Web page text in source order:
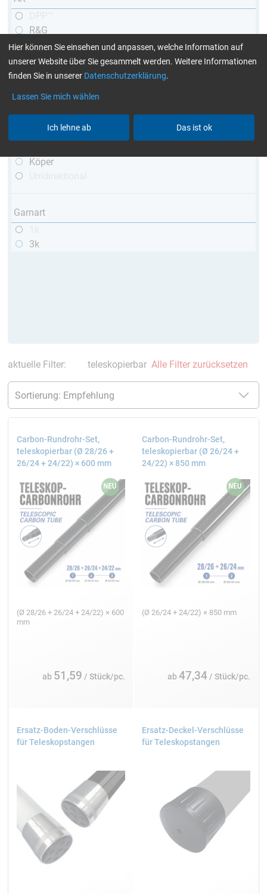
R&G
teleskopierbar
konisch
matt
mit Gewinde
Köper
Garnart
3k
aktuelle Filter: teleskopierbar Alle Filter zurücksetzen
Carbon-Rundrohr-Set,
teleskopierbar (Ø 28/26 +
26/24 + 24/22) × 600 mm
(Ø 28/26 + 26/24 + 24/22) × 600
mm
ab 51,59 / Stück/pc.
Carbon-Rundrohr-Set,
teleskopierbar (Ø 26/24 +
24/22) × 850 mm
(Ø 26/24 + 24/22) × 850 mm
ab47,34/ Stück/pc.
Ersatz-Boden-Verschlüsse
für Teleskopstangen
Ersatz-Deckel-Verschlüsse
für Teleskopstangen
Hier können Sie einsehen und anpassen, welche Information auf
unserer Website über Sie gesammelt werden. Weitere Informationen
finden Sie in unserer Datenschutzerklärung.
Lassen Sie mich wählen
Ich lehne ab Das ist ok